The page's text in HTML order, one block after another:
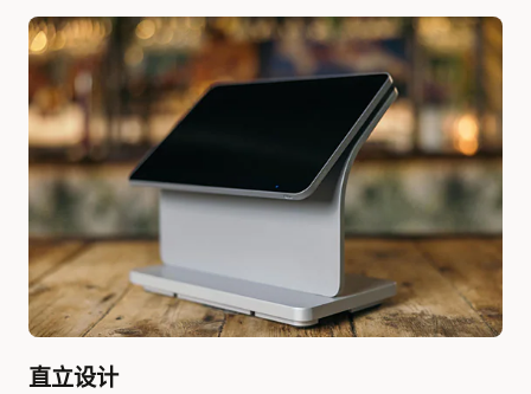
直立设计